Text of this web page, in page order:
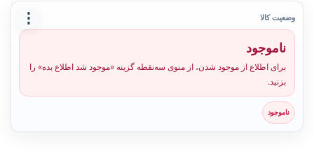
⋮ وضعیت کالا
ناموجود
برای اطلاع از موجود شدن، از منوی سه‌نقطه گزینه «موجود شد اطلاع بده» را
بزنید.
ناموجود